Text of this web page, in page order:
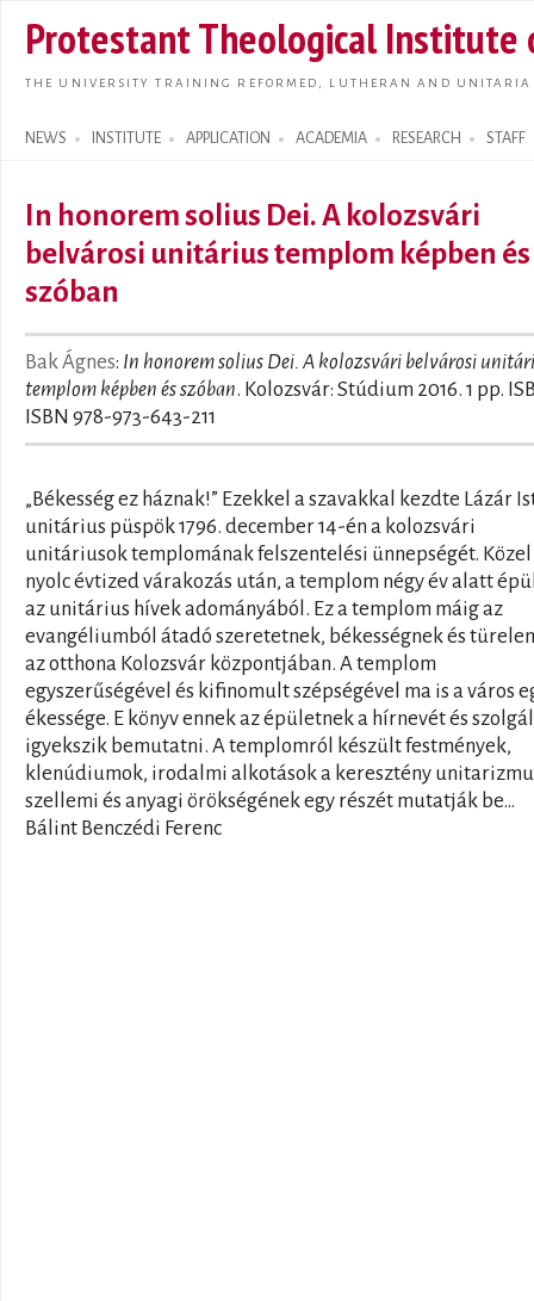
main
Protestant Theological Institute
THE UNIVERSITY TRAINING REFORMED, LUTHERAN AND
NEWS INSTITUTE APPLICATION ACADEMIA RESEARCH STAFF
Search form
In honorem solius Dei. A kolozsvári
belvárosi unitárius templom képben és
szóban
Bak Ágnes: In honorem solius Dei. A kolozsvári belvárosi
templom képben és szóban. Kolozsvár: Stúdium 2016. 1 pp.
ISBN 978-973-643-211
„Békesség ez háznak!” Ezekkel a szavakkal kezdte Lázár
unitárius püspök 1796. december 14-én a kolozsvári
unitáriusok templomának felszentelési ünnepségét. Közel
nyolc évtized várakozás után, a templom négy év alatt
az unitárius hívek adományából. Ez a templom máig az
evangéliumból átadó szeretetnek, békességnek és
az otthona Kolozsvár központjában. A templom
egyszerűségével és kifinomult szépségével ma is a város
ékessége. E könyv ennek az épületnek a hírnevét és
igyekszik bemutatni. A templomról készült festmények,
klenúdiumok, irodalmi alkotások a keresztény
szellemi és anyagi örökségének egy részét mutatják be…
Bálint Benczédi Ferenc